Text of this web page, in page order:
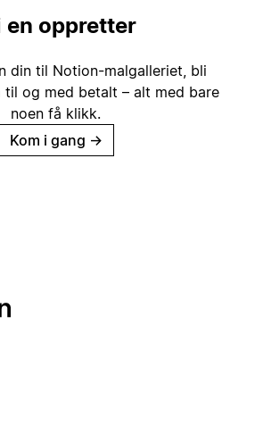
en oppretter
din til Notion-malgalleriet, bli
og med betalt – alt med bare
noen få klikk.
Kom i gang →